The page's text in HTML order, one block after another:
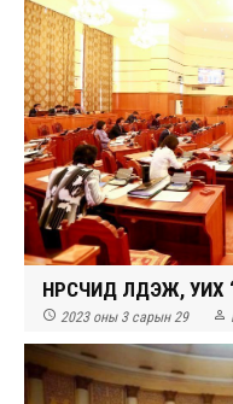
НҮҮРСЧИД ҮЛДЭЖ, УИХ
 2023 оны 3 сарын 29 